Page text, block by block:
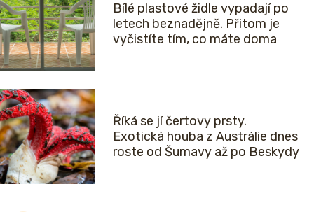
Bílé plastové židle vypadají po
letech beznadějně. Přitom je
vyčistíte tím, co máte doma
Říká se jí čertovy prsty.
Exotická houba z Austrálie dnes
roste od Šumavy až po Beskydy